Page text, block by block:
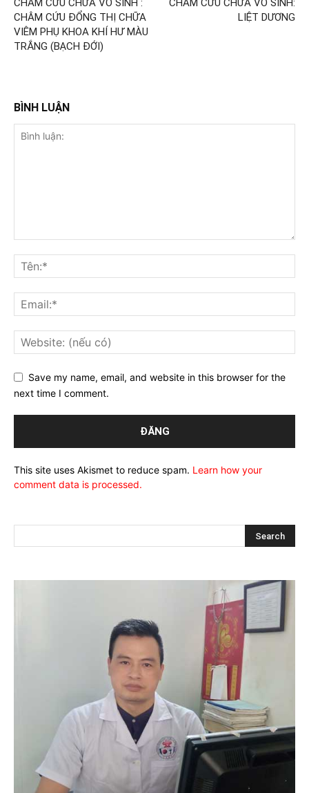
CHÂM CỨU CHỮA VÔ SINH :
CHÂM CỨU ĐỔNG THỊ CHỮA
VIÊM PHỤ KHOA KHÍ HƯ MÀU
TRẮNG (BẠCH ĐỚI)
CHÂM CỨU CHỮA VÔ SINH:
LIỆT DƯƠNG
BÌNH LUẬN
Save my name, email, and website in this browser for the
next time I comment.
This site uses Akismet to reduce spam. Learn how your
comment data is processed.